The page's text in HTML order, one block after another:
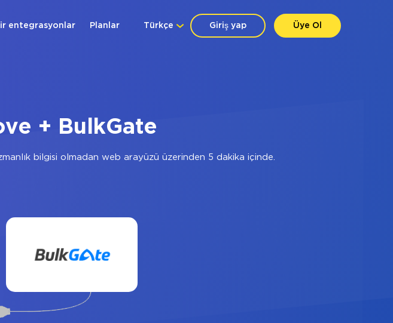
Giriş yap Üye Ol
Türkçe
entegrasyonlar Planlar
+ BulkGate
bilgisi olmadan web arayüzü üzerinden 5 dakika içinde.